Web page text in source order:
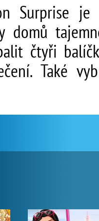
Surprise
domů
čtyři
Také